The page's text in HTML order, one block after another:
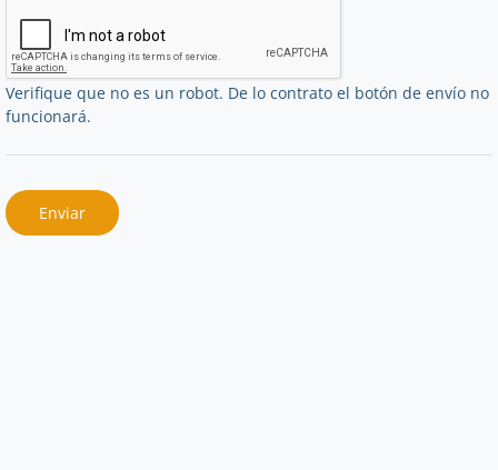
Verifique que no es un robot. De lo contrato el botón de envío no
funcionará.
Enviar